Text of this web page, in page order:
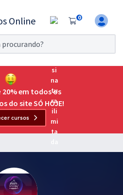
0
por 7 dias!
para o Exame da
para as principais
20% em todos os
do site SÓ HOJE!
cursos